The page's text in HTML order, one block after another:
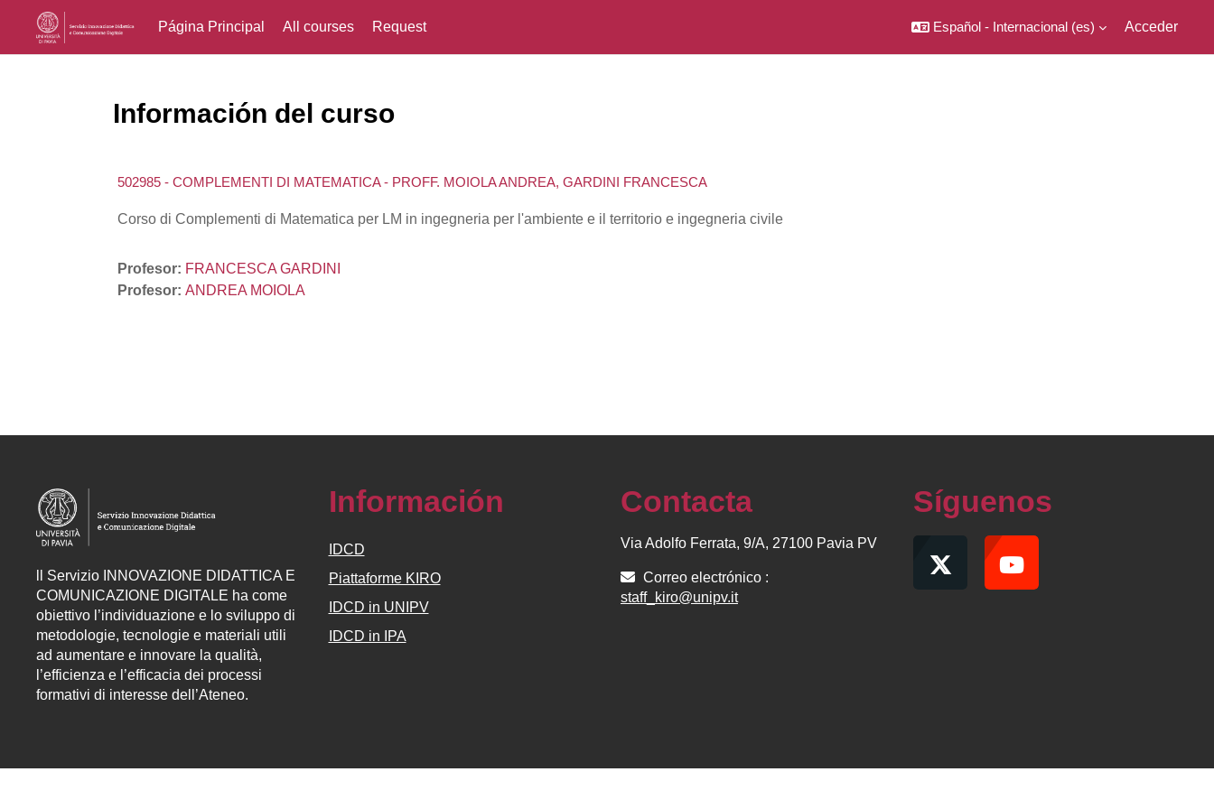
Página Principal All courses Request Español - Internacional ‎(es)‎ Acceder
Información del curso
502985 - COMPLEMENTI DI MATEMATICA - PROFF. MOIOLA ANDREA, GARDINI FRANCESCA
Corso di Complementi di Matematica per LM in ingegneria per l'ambiente e il territorio e ingegneria civile
Profesor: FRANCESCA GARDINI
Profesor: ANDREA MOIOLA
Servizio INNOVAZIONE DIDATTICA E
COMUNICAZIONE DIGITALE ha come
obiettivo l’individuazione e lo sviluppo di
metodologie, tecnologie e materiali utili
ad aumentare e innovare la qualità,
l’efficienza e l’efficacia dei processi
formativi di interesse dell’Ateneo.
Información
IDCD
Piattaforme KIRO
IDCD in UNIPV
IDCD in IPA
Contacta
Via Adolfo Ferrata, 9/A, 27100 Pavia PV
Correo electrónico :
staff_kiro@unipv.it
Síguenos